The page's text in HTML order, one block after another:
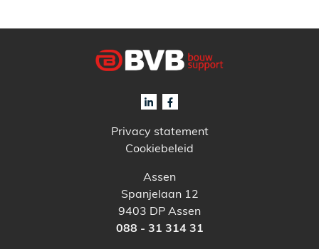
Privacy statement
Cookiebeleid
Assen
Spanjelaan 12
9403 DP Assen
088 - 31 314 31